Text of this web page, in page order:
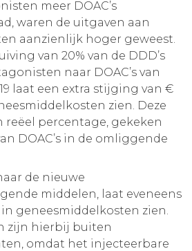
meer DOAC’s
waren de uitgaven aan
aanzienlijk hoger geweest.
van 20% van de DDD’s
naar DOAC’s van
laat een extra stijging van €
zien. Deze
reëel percentage, gekeken
DOAC’s in de omliggende
de nieuwe
middelen, laat eveneens
geneesmiddelkosten zien.
zijn hierbij buiten
omdat het injecteerbare